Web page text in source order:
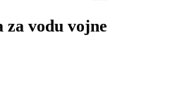
za vodu vojne